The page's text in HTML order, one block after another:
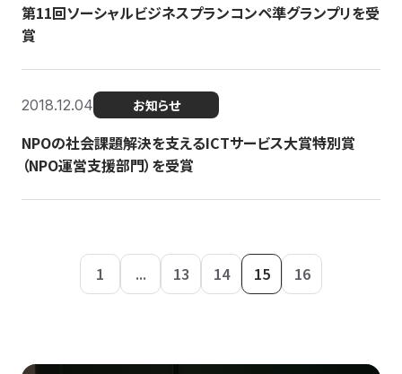
第11回ソーシャルビジネスプランコンペ準グランプリを受
賞
2018.12.04 お知らせ
NPOの社会課題解決を支えるICTサービス大賞特別賞
（NPO運営支援部門）を受賞
1 ... 13 14 15 16